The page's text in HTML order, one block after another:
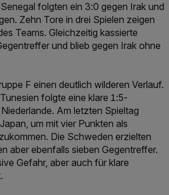
folgten ein 3:0 gegen Irak und
Zehn Tore in drei Spielen zeigen
Teams. Gleichzeitig kassierte
und blieb gegen Irak ohne
F einen deutlich wilderen Verlauf.
folgte eine klare 1:5-
Am letzten Spieltag
um mit vier Punkten als
Die Schweden erzielten
aber ebenfalls sieben Gegentreffer.
Gefahr, aber auch für klare